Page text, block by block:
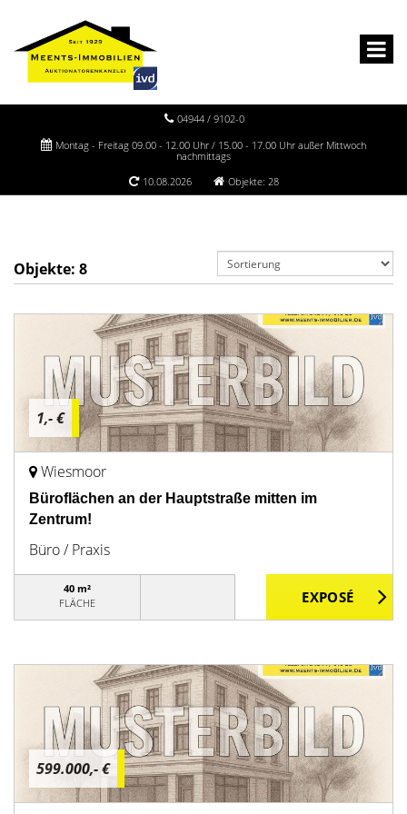
04944 / 9102-0
Montag - Freitag 09.00 - 12.00 Uhr / 15.00 - 17.00 Uhr außer Mittwoch
nachmittags
10.08.2026
Objekte: 28
Objekte: 8
1,- €
Wiesmoor
Büroflächen an der Hauptstraße mitten im
Zentrum!
Büro / Praxis
40 m²
FLÄCHE
599.000,- €